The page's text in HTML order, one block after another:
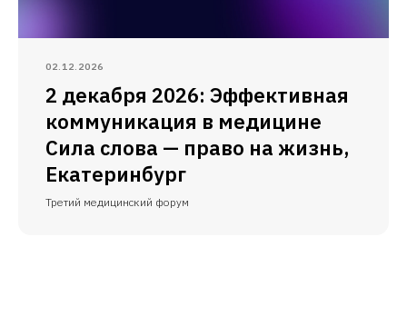
02.12.2026
2 декабря 2026: Эффективная
коммуникация в медицине
Сила слова — право на жизнь,
Екатеринбург
Третий медицинский форум